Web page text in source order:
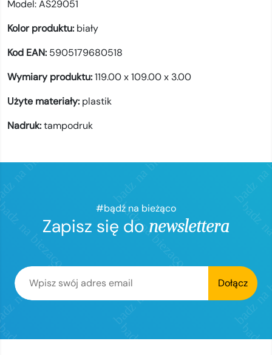
Model:AS29051
Kolor produktu: biały
Kod EAN: 5905179680518
Wymiary produktu:119.00 x 109.00 x 3.00
Użyte materiały: plastik
Nadruk:tampodruk
#bądź na bieżąco
Zapisz się do newslettera
Dołącz